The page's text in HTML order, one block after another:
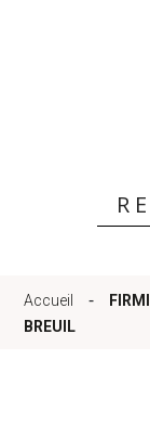
Accueil -
BREUIL
nous